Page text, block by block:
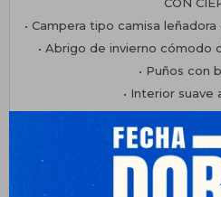
• Campera tipo camisa
• Abrigo de invierno cómodo
• Puños con
• Interior suave
Planes de
Envíos